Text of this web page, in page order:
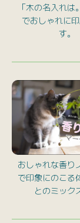
「木の名入れは
でおしゃれに
す。
おしゃれな香り
で印象にのこる
とのミック